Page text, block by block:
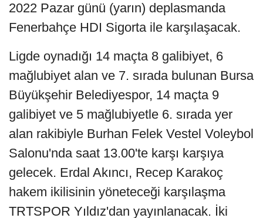
2022 Pazar günü (yarın) deplasmanda
Fenerbahçe HDI Sigorta ile karşılaşacak.
Ligde oynadığı 14 maçta 8 galibiyet, 6
mağlubiyet alan ve 7. sırada bulunan Bursa
Büyükşehir Belediyespor, 14 maçta 9
galibiyet ve 5 mağlubiyetle 6. sırada yer
alan rakibiyle Burhan Felek Vestel Voleybol
Salonu'nda saat 13.00'te karşı karşıya
gelecek. Erdal Akıncı, Recep Karakoç
hakem ikilisinin yöneteceği karşılaşma
TRTSPOR Yıldız'dan yayınlanacak. İki